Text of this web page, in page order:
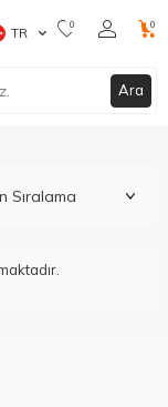
Ara
TR 0 0